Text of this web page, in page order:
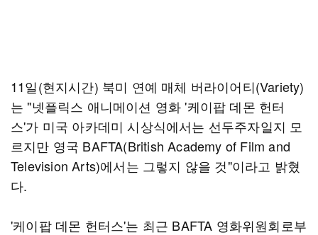
11일(현지시간) 북미 연예 매체 버라이어티(Variety)
는 "넷플릭스 애니메이션 영화 '케이팝 데몬 헌터
스'가 미국 아카데미 시상식에서는 선두주자일지 모
르지만 영국 BAFTA(British Academy of Film and
Television Arts)에서는 그렇지 않을 것"이라고 밝혔
다.
'케이팝 데몬 헌터스'는 최근 BAFTA 영화위원회로부